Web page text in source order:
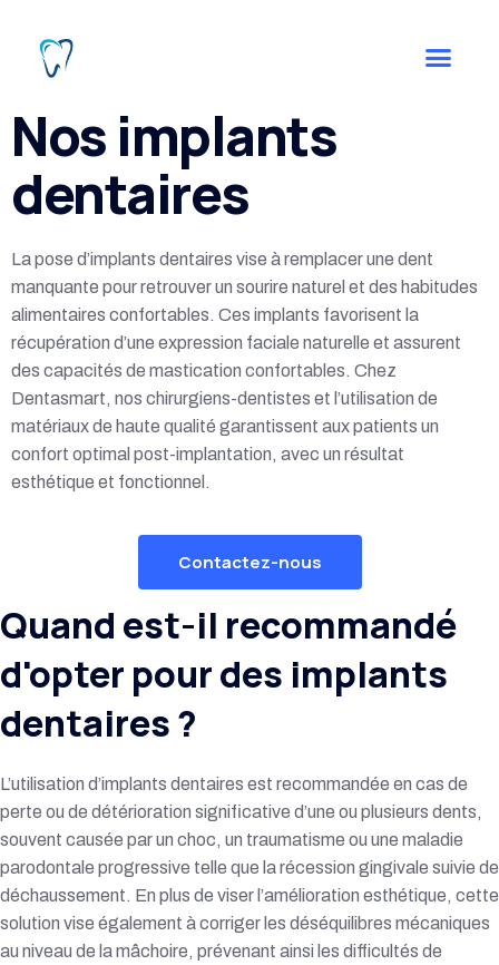
Nos implants
dentaires
La pose d’implants dentaires vise à remplacer une dent
manquante pour retrouver un sourire naturel et des habitudes
alimentaires confortables. Ces implants favorisent la
récupération d’une expression faciale naturelle et assurent
des capacités de mastication confortables. Chez
Dentasmart, nos chirurgiens-dentistes et l’utilisation de
matériaux de haute qualité garantissent aux patients un
confort optimal post-implantation, avec un résultat
esthétique et fonctionnel.
Contactez-nous
Quand est-il recommandé
d'opter pour des implants
dentaires ?
L’utilisation d’implants dentaires est recommandée en cas de
perte ou de détérioration significative d’une ou plusieurs dents,
souvent causée par un choc, un traumatisme ou une maladie
parodontale progressive telle que la récession gingivale suivie de
déchaussement. En plus de viser l’amélioration esthétique, cette
solution vise également à corriger les déséquilibres mécaniques
au niveau de la mâchoire, prévenant ainsi les difficultés de